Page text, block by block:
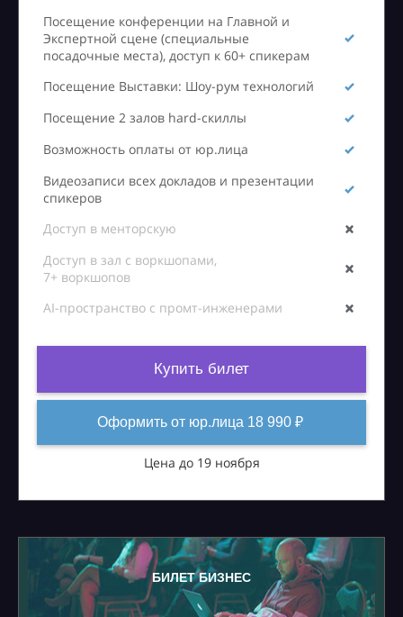
Посещение конференции на Главной и
Экспертной сцене (специальные
посадочные места), доступ к 60+ спикерам
Посещение Выставки: Шоу-рум технологий
Посещение 2 залов hard-скиллы
Возможность оплаты от юр.лица
Видеозаписи всех докладов и презентации
спикеров
Доступ в менторскую
Доступ в зал с воркшопами,
7+ воркшопов
AI-пространство с промт-инженерами
Купить билет
Оформить от юр.лица 18 990 ₽
Цена до 19 ноября
БИЛЕТ БИЗНЕС